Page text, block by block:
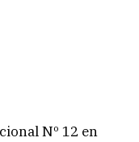
Nº 12 en